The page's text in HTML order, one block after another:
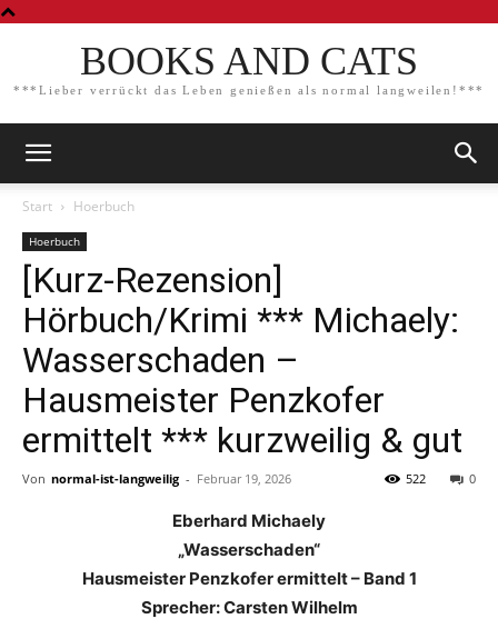
BOOKS AND CATS
***Lieber verrückt das Leben genießen als normal langweilen!***
Start Hoerbuch
Hoerbuch
[Kurz-Rezension]
Hörbuch/Krimi *** Michaely:
Wasserschaden –
Hausmeister Penzkofer
ermittelt *** kurzweilig & gut
Von normal-ist-langweilig - Februar 19, 2026 0
522
Eberhard Michaely
„Wasserschaden“
Hausmeister Penzkofer ermittelt – Band 1
Sprecher: Carsten Wilhelm